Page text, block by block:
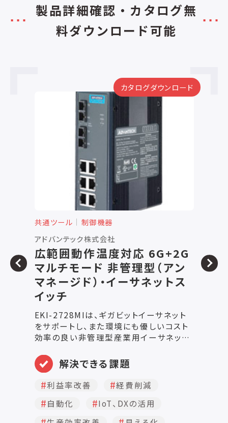
製品詳細確認・カタログ無
料ダウンロード可能
カタログダウンロード
共通ツール
制御機器
アドバンテック株式会社
広範囲動作温度対応 6G+2G
マルチモード 非管理型（アン
マネージド）・イーサネットス
イッチ
EKI-2728MIは、ギガビットイーサネット
をサポートし、また環境にも優しいコスト
効率の良い非管理型産業用イーサネット
クパフォーマンスを最適化し、メンテナン
スコストを削減、ネットワークの安全を確
保した進化したネットワーク基準となって
います。 ・10/100/1000Mbpsオートネゴ
シエーションをサポート ・最大 9kbytes
解決できる課題
利益率改善
経費削減
自動化
IoT、DXの活用